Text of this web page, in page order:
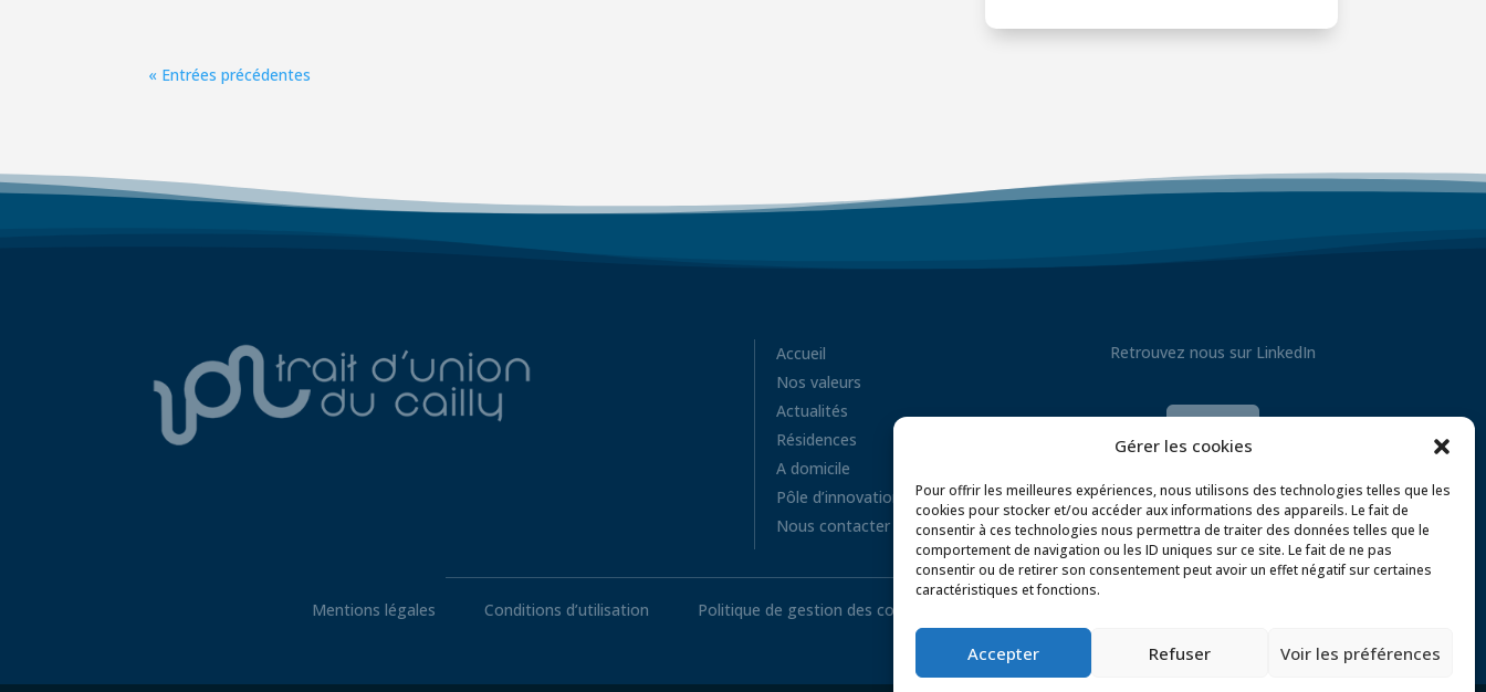
Gérer les cookies
Pour offrir les meilleures expériences, nous utilisons des technologies telles que les
cookies pour stocker et/ou accéder aux informations des appareils. Le fait de
consentir à ces technologies nous permettra de traiter des données telles que le
comportement de navigation ou les ID uniques sur ce site. Le fait de ne pas
consentir ou de retirer son consentement peut avoir un effet négatif sur certaines
caractéristiques et fonctions.
Accepter Refuser Voir les préférences
« Entrées précédentes
Accueil
Nos valeurs
Actualités
Résidences
A domicile
Pôle d’innovation
Nous contacter
Retrouvez nous sur LinkedIn

Mentions légales Conditions d’utilisation Politique de gestion des cookies